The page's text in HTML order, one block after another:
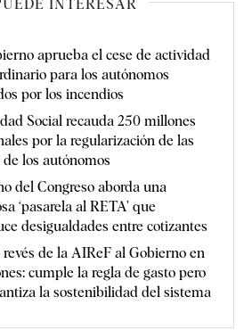
INTERESAR
aprueba el cese de actividad
para los autónomos
por los incendios
Social recauda 250 millones
por la regularización de las
de los autónomos
del Congreso aborda una
‘pasarela al RETA’ que
desigualdades entre cotizantes
revés de la AIReF al Gobierno en
cumple la regla de gasto pero
la sostenibilidad del sistema